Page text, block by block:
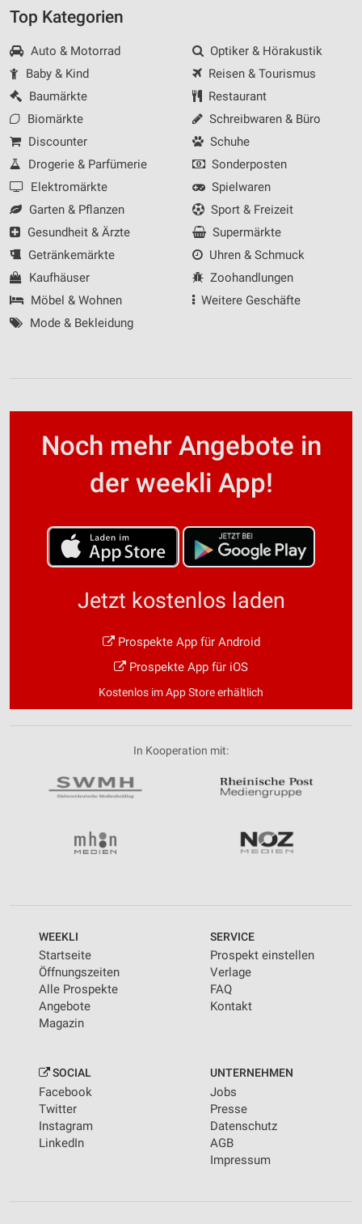
Top Kategorien
Auto & Motorrad
Baby & Kind
Baumärkte
Biomärkte
Discounter
Drogerie & Parfümerie
Elektromärkte
Garten & Pflanzen
Gesundheit & Ärzte
Getränkemärkte
Kaufhäuser
Möbel & Wohnen
Mode & Bekleidung
Optiker & Hörakustik
Reisen & Tourismus
Restaurant
Schreibwaren & Büro
Schuhe
Sonderposten
Spielwaren
Sport & Freizeit
Supermärkte
Uhren & Schmuck
Zoohandlungen
Weitere Geschäfte
Noch mehr Angebote in
der weekli App!
Jetzt kostenlos laden
Prospekte App für Android
Prospekte App für iOS
Kostenlos im App Store erhältlich
In Kooperation mit:
WEEKLI
Startseite
Öffnungszeiten
Alle Prospekte
Angebote
Magazin
SERVICE
Prospekt einstellen
Verlage
FAQ
Kontakt
SOCIAL
Facebook
Twitter
Instagram
LinkedIn
UNTERNEHMEN
Jobs
Presse
Datenschutz
AGB
Impressum